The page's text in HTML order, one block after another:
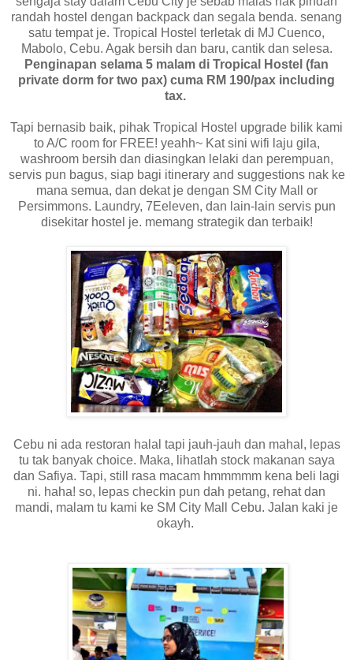
randah hostel dengan backpack dan segala benda. senang
satu tempat je. Tropical Hostel terletak di MJ Cuenco,
Mabolo, Cebu. Agak bersih dan baru, cantik dan selesa.
Penginapan selama 5 malam di Tropical Hostel (fan
private dorm for two pax) cuma RM 190/pax including
tax.
Tapi bernasib baik, pihak Tropical Hostel upgrade bilik kami
to A/C room for FREE! yeahh~ Kat sini wifi laju gila,
washroom bersih dan diasingkan lelaki dan perempuan,
servis pun bagus, siap bagi itinerary and suggestions nak ke
mana semua, dan dekat je dengan SM City Mall or
Persimmons. Laundry, 7Eeleven, dan lain-lain servis pun
disekitar hostel je. memang strategik dan terbaik!
Cebu ni ada restoran halal tapi jauh-jauh dan mahal, lepas
tu tak banyak choice. Maka, lihatlah stock makanan saya
dan Safiya. Tapi, still rasa macam hmmmmm kena beli lagi
ni. haha! so, lepas checkin pun dah petang, rehat dan
mandi, malam tu kami ke SM City Mall Cebu. Jalan kaki je
okayh.